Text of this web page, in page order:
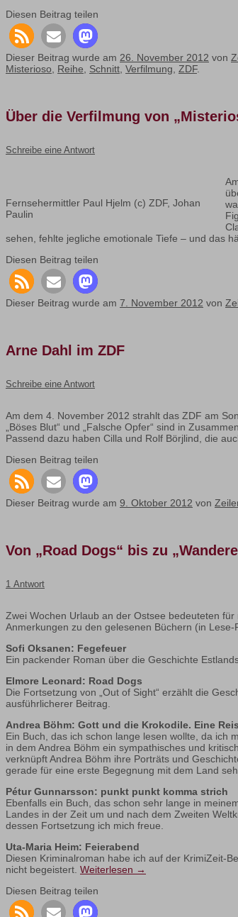
Diesen Beitrag teilen
Dieser Beitrag wurde am 26. November 2012 von
Misterioso, Reihe, Schnitt, Verfilmung, ZDF.
Über die Verfilmung von
Schreibe eine Antwort
Fernsehermittler Paul Hjelm (c) ZDF, Johan
Paulin
sehen, fehlte jegliche emotionale Tiefe – und das
Diesen Beitrag teilen
Dieser Beitrag wurde am 7. November 2012 von
Arne Dahl im ZDF
Schreibe eine Antwort
Am dem 4. November 2012 strahlt das ZDF am
„Böses Blut“ und „Falsche Opfer“ sind in
Passend dazu haben Cilla und Rolf Börjlind, die
Diesen Beitrag teilen
Dieser Beitrag wurde am 9. Oktober 2012 von
Von „Road Dogs“ bis zu
1 Antwort
Zwei Wochen Urlaub an der Ostsee bedeuteten
Anmerkungen zu den gelesenen Büchern (in Lese-
Sofi Oksanen: Fegefeuer
Ein packender Roman über die Geschichte
Elmore Leonard: Road Dogs
Die Fortsetzung von „Out of Sight“ erzählt die
ausführlicherer Beitrag.
Andrea Böhm: Gott und die Krokodile. Eine
Ein Buch, das ich schon lange lesen wollte, da ich
in dem Andrea Böhm ein sympathisches und
verknüpft Andrea Böhm ihre Porträts und
gerade für eine erste Begegnung mit dem Land
Pétur Gunnarsson: punkt punkt komma strich
Ebenfalls ein Buch, das schon sehr lange in
Landes in der Zeit um und nach dem Zweiten
dessen Fortsetzung ich mich freue.
Uta-Maria Heim: Feierabend
Diesen Kriminalroman habe ich auf der KrimiZeit-
nicht begeistert. Weiterlesen →
Diesen Beitrag teilen